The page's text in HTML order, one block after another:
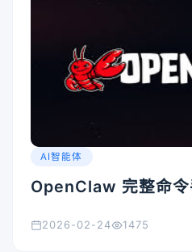
AI智能体
OpenClaw 完整命
2026-02-24 1475